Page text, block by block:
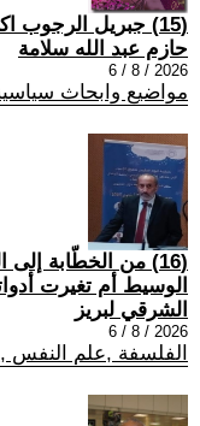
(15) جبريل الرجوب اكتشف فجأة أن غزة تُذبح!
حازم عبد الله سلامة
2026 / 8 / 6
مواضيع وابحاث
(16) من الخطّابة
الوسيط أم تغيرت
الشرقي لبريز
2026 / 8 / 6
الفلسفة ,علم النفس ,